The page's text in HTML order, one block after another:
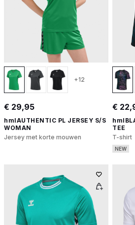
+12
€ 29,95
hmlAUTHENTIC PL JERSEY S/S
WOMAN
Jersey met korte mouwen
€
TEE
T-shirt
NEW